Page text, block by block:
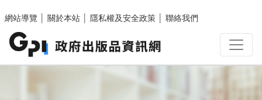
網站導覽
關於本站 隱私權及安全政策 聯絡我們